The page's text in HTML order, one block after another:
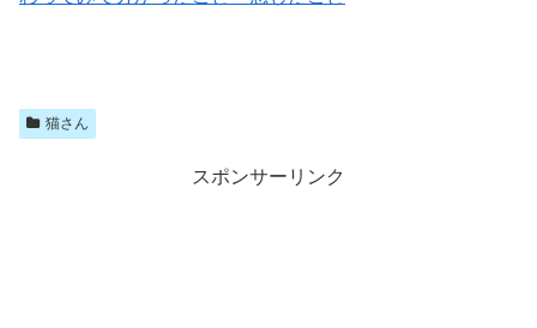
猫さん
スポンサーリンク